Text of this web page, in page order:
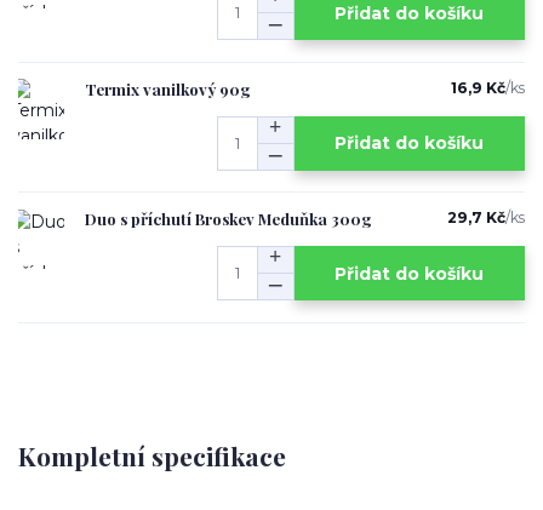
Přidat do košíku
Termix vanilkový 90g 16,9 Kč/ks
Přidat do košíku
Duo s příchutí Broskev Meduňka 300g 29,7 Kč/ks
Přidat do košíku
Kompletní specifikace